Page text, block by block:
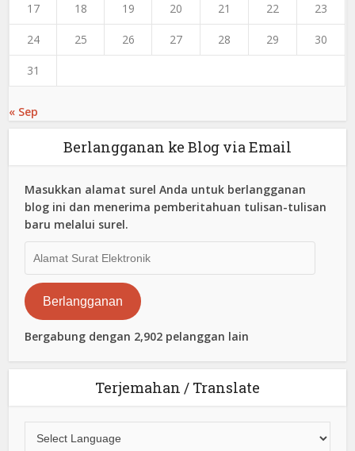
17 18 19 20 21 22 23
24 25 26 27 28 29 30
31
« Sep
Berlangganan ke Blog via Email
Masukkan alamat surel Anda untuk berlangganan
blog ini dan menerima pemberitahuan tulisan-tulisan
baru melalui surel.
Surat
Elektronik
Berlangganan
Bergabung dengan 2,902 pelanggan lain
Terjemahan / Translate